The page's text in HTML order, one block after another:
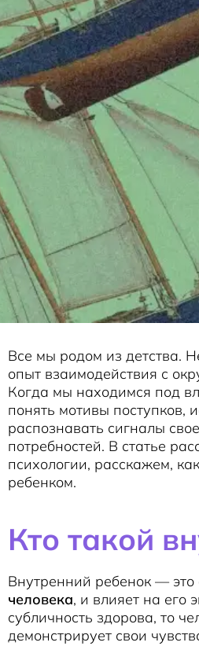
Все мы родом из детства.
опыт взаимодействия с
Когда мы находимся под
понять мотивы поступков,
распознавать сигналы
потребностей. В статье
психологии, расскажем,
ребенком.
Кто такой
Внутренний ребенок — это
человека, и влияет на его
субличность здорова, то
демонстрирует свои